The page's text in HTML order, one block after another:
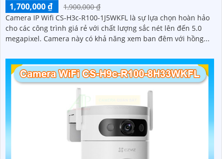
1,700,000 ₫
1,900,000 ₫
Camera IP Wifi CS-H3c-R100-1J5WKFL là sự lựa chọn hoàn hảo
cho các công trình giá rẻ với chất lượng sắc nét lên đến 5.0
megapixel. Camera này có khả năng xem ban đêm với hồng...